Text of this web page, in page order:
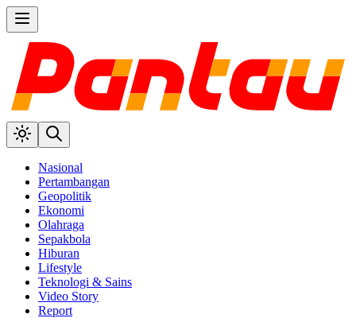
Nasional
Pertambangan
Geopolitik
Ekonomi
Olahraga
Sepakbola
Hiburan
Lifestyle
Teknologi & Sains
Video Story
Report